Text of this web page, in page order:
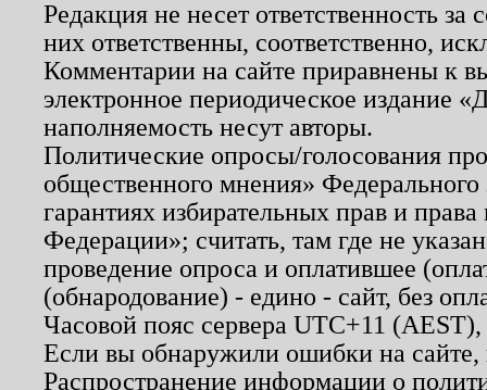
Редакция не несет ответственность
них ответственны, соответственно,
Комментарии на сайте приравнены к
электронное периодическое издание
наполняемость несут авторы.
Политические опросы/голосования
общественного мнения»
гарантиях избирательных прав и
Федерации»; считать, там где не
проведение опроса и оплатившее
(обнародование) - едино - сайт, без
Часовой пояс сервера UTC+11
Если вы обнаружили ошибки на
Распространение информации о